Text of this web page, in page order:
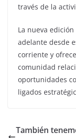
través de la
La nueva
adelante desde
corriente y
comunidad
oportunidades
ligados
También